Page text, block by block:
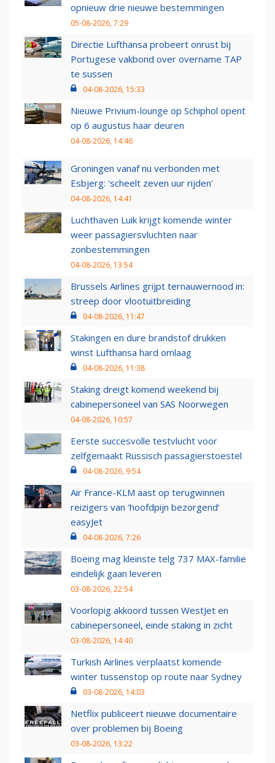
opnieuw drie nieuwe bestemmingen
05-08-2026, 7:29
Directie Lufthansa probeert onrust bij
Portugese vakbond over overname TAP
te sussen
04-08-2026, 15:33
Nieuwe Privium-lounge op Schiphol opent
op 6 augustus haar deuren
04-08-2026, 14:46
Groningen vanaf nu verbonden met
Esbjerg: 'scheelt zeven uur rijden'
04-08-2026, 14:41
Luchthaven Luik krijgt komende winter
weer passagiersvluchten naar
zonbestemmingen
04-08-2026, 13:54
Brussels Airlines grijpt ternauwernood in:
streep door vlootuitbreiding
04-08-2026, 11:47
Stakingen en dure brandstof drukken
winst Lufthansa hard omlaag
04-08-2026, 11:38
Staking dreigt komend weekend bij
cabinepersoneel van SAS Noorwegen
04-08-2026, 10:57
Eerste succesvolle testvlucht voor
zelfgemaakt Russisch passagierstoestel
04-08-2026, 9:54
Air France-KLM aast op terugwinnen
reizigers van ‘hoofdpijn bezorgend’
easyJet
04-08-2026, 7:26
Boeing mag kleinste telg 737 MAX-familie
eindelijk gaan leveren
03-08-2026, 22:54
Voorlopig akkoord tussen WestJet en
cabinepersoneel, einde staking in zicht
03-08-2026, 14:40
Turkish Airlines verplaatst komende
winter tussenstop op route naar Sydney
03-08-2026, 14:03
Netflix publiceert nieuwe documentaire
over problemen bij Boeing
03-08-2026, 13:22